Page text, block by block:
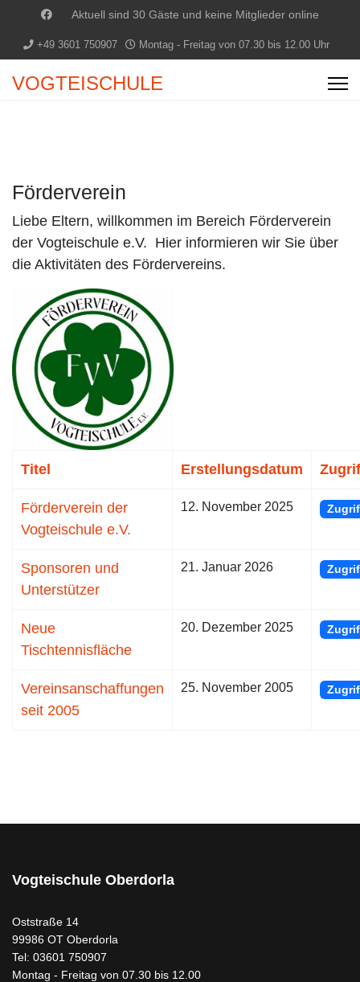
Aktuell sind 30 Gäste und keine Mitglieder online
+49 3601 750907 Montag - Freitag von 07.30 bis 12.00 Uhr
VOGTEISCHULE
Förderverein
Liebe Eltern, willkommen im Bereich Förderverein
der Vogteischule e.V. Hier informieren wir Sie über
die Aktivitäten des Fördervereins.
Titel Erstellungsdatum
Förderverein der
Vogteischule e.V.
12. November 2025
Sponsoren und
Unterstützer
21. Januar 2026
Neue
Tischtennisfläche
20. Dezember 2025
Vereinsanschaffungen
seit 2005
25. November 2005
Vogteischule Oberdorla
Oststraße 14
99986 OT Oberdorla
Tel: 03601 750907
Montag - Freitag von 07.30 bis 12.00